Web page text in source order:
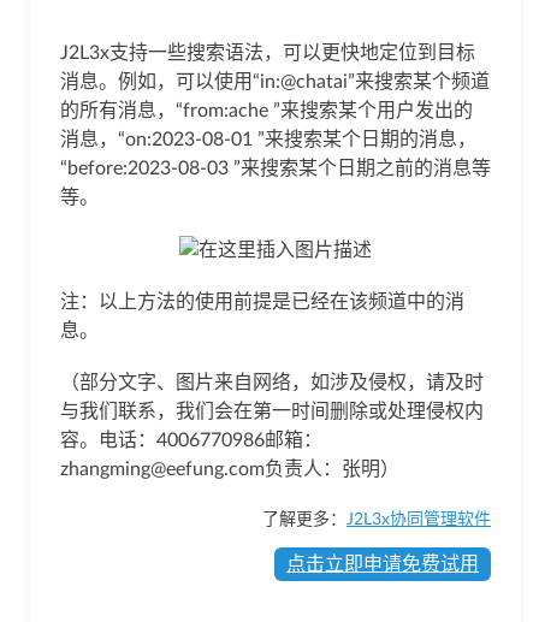
J2L3x支持一些搜索语法，可以更快地定位到目标
消息。例如，可以使用“in:@chatai”来搜索某个频道
的所有消息，“from:ache ”来搜索某个用户发出的
消息，“on:2023-08-01 ”来搜索某个日期的消息，
“before:2023-08-03 ”来搜索某个日期之前的消息等
等。
注：以上方法的使用前提是已经在该频道中的消
息。
（部分文字、图片来自网络，如涉及侵权，请及时
与我们联系，我们会在第一时间删除或处理侵权内
容。电话：4006770986邮箱：
zhangming@eefung.com负责人：张明）
了解更多： J2L3x协同管理软件
点击立即申请免费试用